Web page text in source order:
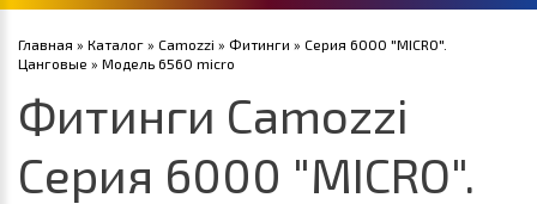
Главная » Каталог » Camozzi » Фитинги » Серия 6000 "MICRO".
Цанговые » Модель 6560 micro
Фитинги Camozzi
Серия 6000 "MICRO".